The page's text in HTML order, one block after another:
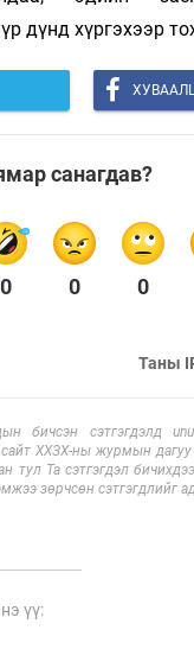
дүнд хүргэхээр
санагдав?
0 0 0
Таны
бичсэн сэтгэгдэлд
ХХЗХ-ны журмын дагуу
тул Та сэтгэгдэл
зөрчсөн сэтгэгдлийг